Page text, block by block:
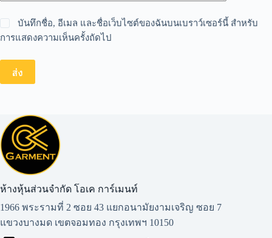
บันทึกชื่อ, อีเมล และชื่อเว็บไซต์ของฉันบนเบราว์เซอร์นี้ สำหรับ
การแสดงความเห็นครั้งถัดไป
ส่ง
ห้างหุ้นส่วนจำกัด โอเค การ์เมนท์​
1966 พระรามที่ 2 ซอย 43 แยกอนามัยงามเจริญ ซอย 7
แขวงบางมด เขตจอมทอง กรุงเทพฯ 10150